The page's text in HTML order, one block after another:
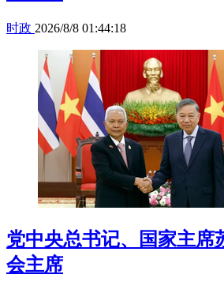
时政 2026/8/8 01:44:18
党中央总书记、国家主席
会主席